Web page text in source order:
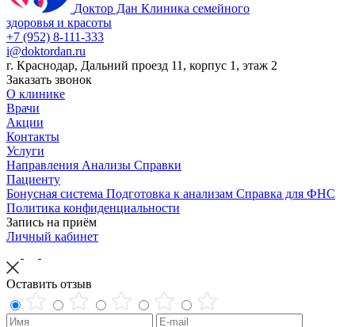
Доктор Дан Клиника семейного
здоровья и красоты
+7 (952) 8-111-333
i@doktordan.ru
г. Краснодар, Дальний проезд 11, корпус 1, этаж 2
Заказать звонок
О клинике
Врачи
Акции
Контакты
Услуги
Направления Анализы Справки
Пациенту
Бонусная система Подготовка к анализам Справка для ФНС
Политика конфиденциальности
Запись на приём
Личный кабинет
Оставить отзыв